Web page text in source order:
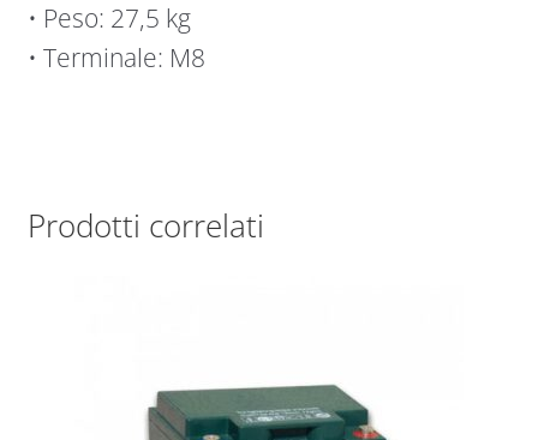
• Peso: 27,5 kg
• Terminale: M8
Prodotti correlati